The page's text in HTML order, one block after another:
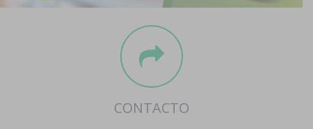
Boletín
CONTACTO